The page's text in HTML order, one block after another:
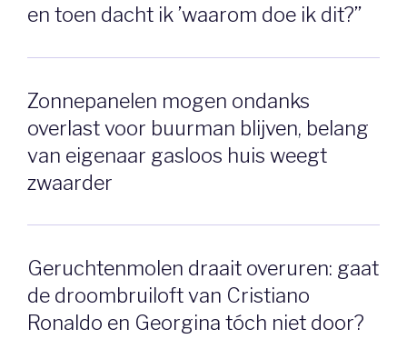
en toen dacht ik ’waarom doe ik dit?’’
Zonnepanelen mogen ondanks
overlast voor buurman blijven, belang
van eigenaar gasloos huis weegt
zwaarder
Geruchtenmolen draait overuren: gaat
de droombruiloft van Cristiano
Ronaldo en Georgina tóch niet door?